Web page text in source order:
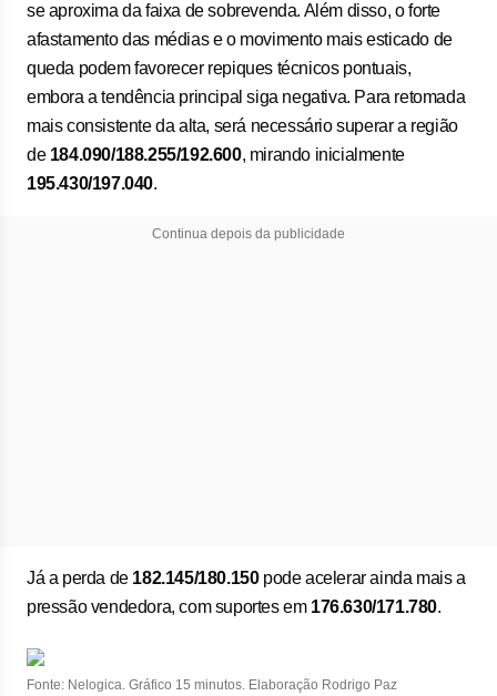
se aproxima da faixa de sobrevenda. Além disso, o forte
afastamento das médias e o movimento mais esticado de
queda podem favorecer repiques técnicos pontuais,
embora a tendência principal siga negativa. Para retomada
mais consistente da alta, será necessário superar a região
de 184.090/188.255/192.600, mirando inicialmente
195.430/197.040.
Continua depois da publicidade
Já a perda de 182.145/180.150pode acelerar ainda mais a
pressão vendedora, com suportes em 176.630/171.780.
Fonte: Nelogica. Gráfico 15 minutos. Elaboração Rodrigo Paz